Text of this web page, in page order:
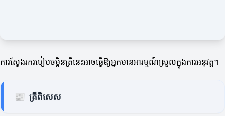
ការស្វែងរករបៀបចម្អិនត្រីនេះអាចធ្វើឱ្យអ្នកមានអារម្មណ៍ស្រួលក្នុងការអនុវត្ត។
📰 ត្រីពិសេស